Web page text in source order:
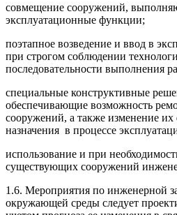
совмещение сооружений,
эксплуатационные функции;
поэтапное возведение и ввод в
при строгом соблюдении
последовательности выполнения
специальные конструктивные
обеспечивающие возможность
сооружений, а также изменение
назначения в процессе
использование и при
существующих сооружений
1.6. Мероприятия по инженерной
окружающей среды следует